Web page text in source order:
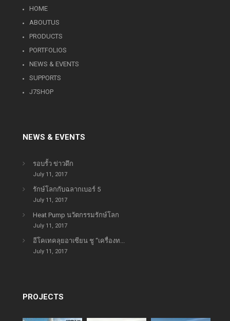
HOME
ABOUTUS
PRODUCTS
PORTFOLIOS
NEWS & EVENTS
SUPPORTS
J7SHOP
NEWS & EVENTS
รอบรั้ว ข่าวดึก
July 11, 2017
รักษ์โลกกับฉลากเบอร์ 5
July 11, 2017
Heat Pump นวัตกรรมรักษ์โลก
July 11, 2017
อีโคเทคลุยอาเซียน ชู “เครื่องท...
July 11, 2017
PROJECTS